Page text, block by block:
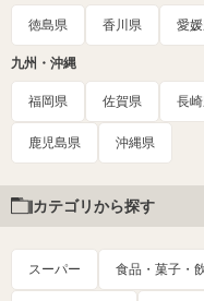
徳島県 香川県 愛
九州・沖縄
福岡県 佐賀県 長
鹿児島県 沖縄県
カテゴリから探す
スーパー 食品・菓子・